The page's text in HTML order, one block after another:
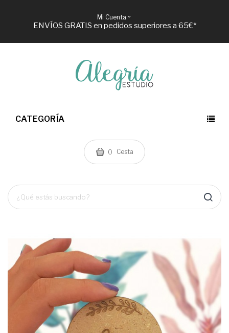
Mi Cuenta
ENVÍOS GRATIS en pedidos superiores a 65€*
CATEGORÍA
Cesta
0